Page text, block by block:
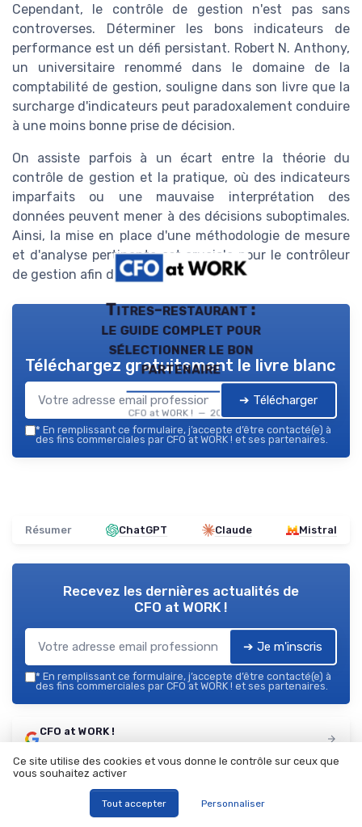
Cependant, le contrôle de gestion n'est pas sans
controverses. Déterminer les bons indicateurs de
performance est un défi persistant. Robert N. Anthony,
un universitaire renommé dans le domaine de la
comptabilité de gestion, souligne dans son livre que la
surcharge d'indicateurs peut paradoxalement conduire
à une moins bonne prise de décision.
On assiste parfois à un écart entre la théorie du
contrôle de gestion et la pratique, où des indicateurs
imparfaits ou une mauvaise interprétation des
données peuvent mener à des décisions suboptimales.
Ainsi, la mise en place d'une méthodologie de mesure
et d'analyse pertinente est cruciale pour le contrôleur
de gestion afin d'éviter ces écueils.
Titres-restaurant :
le guide complet pour
sélectionner le bon
partenaire
CFO at WORK ! — 2026
Téléchargez gratuitement le livre blanc
➔ Télécharger
* En remplissant ce formulaire, j’accepte d’être contacté(e) à
des fins commerciales par CFO at WORK ! et ses partenaires.
Résumer ChatGPT Claude Mistral
Recevez les dernières actualités de
CFO at WORK !
➔ Je m'inscris
* En remplissant ce formulaire, j’accepte d’être contacté(e) à
des fins commerciales par CFO at WORK ! et ses partenaires.
CFO at WORK !
Parole d'experts
Ce site utilise des cookies et vous donne le contrôle sur ceux que
vous souhaitez activer
Tout accepter Personnaliser